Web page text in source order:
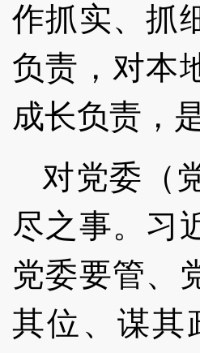
作抓实、抓
负责，对本
成长负责，
对党委（
尽之事。习
党委要管、
其位、谋其